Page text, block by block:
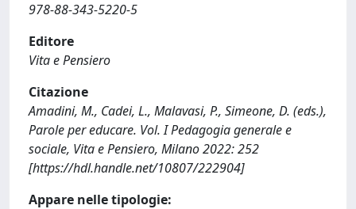
978-88-343-5220-5
Editore
Vita e Pensiero
Citazione
Amadini, M., Cadei, L., Malavasi, P., Simeone, D. (eds.),
Parole per educare. Vol. I Pedagogia generale e
sociale, Vita e Pensiero, Milano 2022: 252
[https://hdl.handle.net/10807/222904]
Appare nelle tipologie: